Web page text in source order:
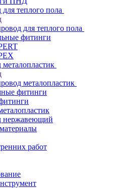
теплого пола
для теплого пола
фитинги
металопластик
фитинги
нержавеющий
работ